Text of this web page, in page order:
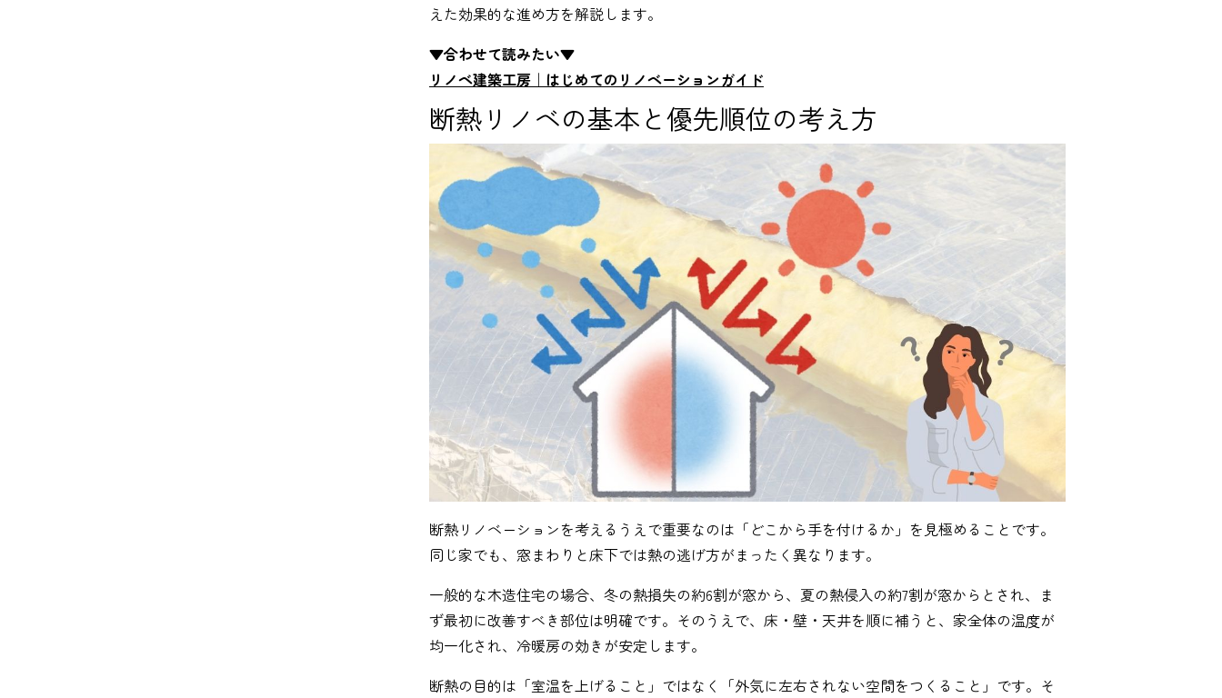
えた効果的な進め方を解説します。
▼合わせて読みたい▼
リノベ建築工房｜はじめてのリノベーションガイド
断熱リノベの基本と優先順位の考え方
断熱リノベーションを考えるうえで重要なのは「どこから手を付けるか」を見極めることです。
同じ家でも、窓まわりと床下では熱の逃げ方がまったく異なります。
一般的な木造住宅の場合、冬の熱損失の約6割が窓から、夏の熱侵入の約7割が窓からとされ、ま
ず最初に改善すべき部位は明確です。そのうえで、床・壁・天井を順に補うと、家全体の温度が
均一化され、冷暖房の効きが安定します。
断熱の目的は「室温を上げること」ではなく「外気に左右されない空間をつくること」です。そ